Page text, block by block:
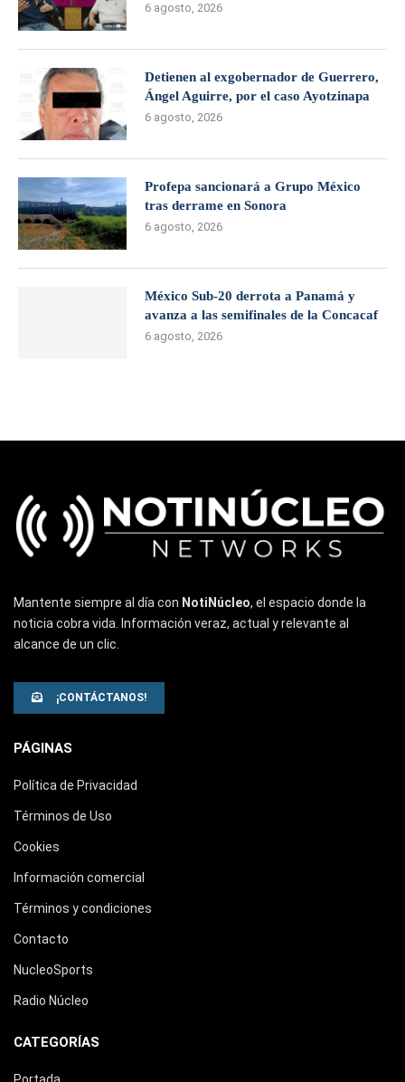
6 agosto, 2026
Detienen al exgobernador de Guerrero,
Ángel Aguirre, por el caso Ayotzinapa
6 agosto, 2026
Profepa sancionará a Grupo México
tras derrame en Sonora
6 agosto, 2026
México Sub-20 derrota a Panamá y
avanza a las semifinales de la Concacaf
6 agosto, 2026
Mantente siempre al día con NotiNúcleo, el espacio donde la
noticia cobra vida. Información veraz, actual y relevante al
alcance de un clic.
¡CONTÁCTANOS!
PÁGINAS
Política de Privacidad
Términos de Uso
Cookies
Información comercial
Términos y condiciones
Contacto
NucleoSports
Radio Núcleo
CATEGORÍAS